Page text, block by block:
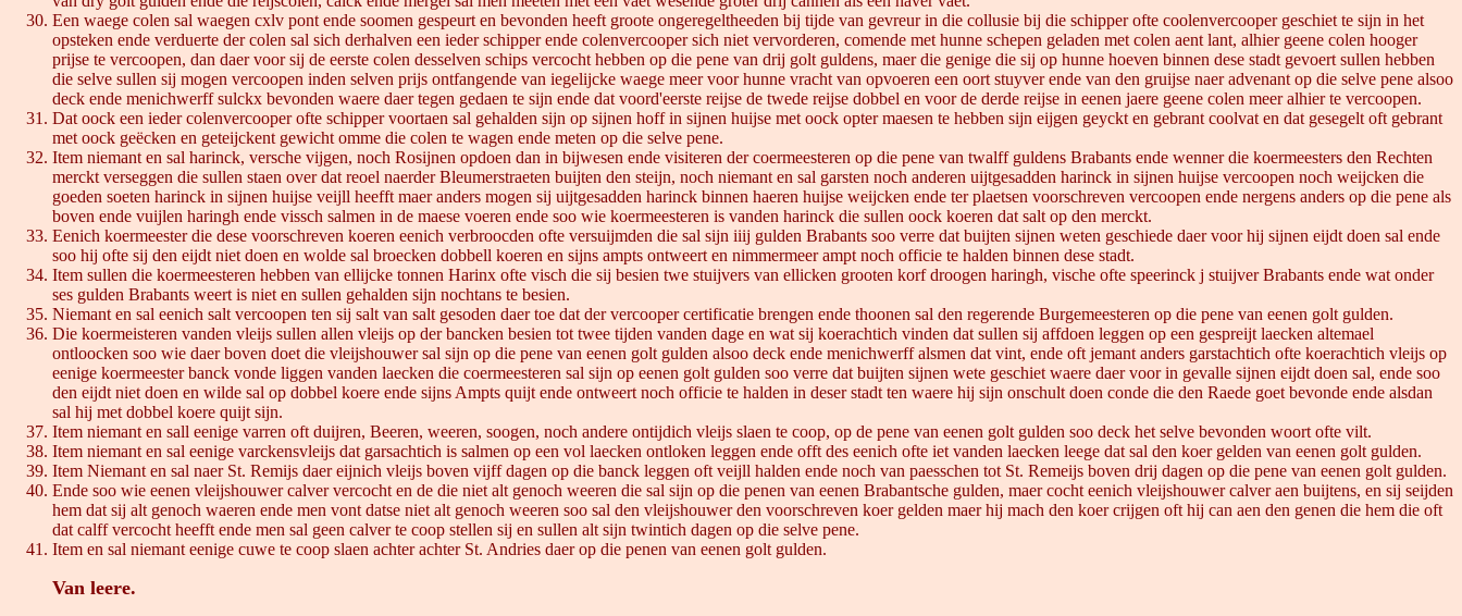
Een waege colen sal waegen cxlv pont ende soomen gespeurt en bevonden heeft groote ongeregeltheeden bij tijde van gevreur in die collusie bij die schipper ofte coolenvercooper geschiet te sijn in het
opsteken ende verduerte der colen sal sich derhalven een ieder schipper ende colenvercooper sich niet vervorderen, comende met hunne schepen geladen met colen aent lant, alhier geene colen hooger
prijse te vercoopen, dan daer voor sij de eerste colen desselven schips vercocht hebben op die pene van drij golt guldens, maer die genige die sij op hunne hoeven binnen dese stadt gevoert sullen hebben
die selve sullen sij mogen vercoopen inden selven prijs ontfangende van iegelijcke waege meer voor hunne vracht van opvoeren een oort stuyver ende van den gruijse naer advenant op die selve pene alsoo
deck ende menichwerff sulckx bevonden waere daer tegen gedaen te sijn ende dat voord'eerste reijse de twede reijse dobbel en voor de derde reijse in eenen jaere geene colen meer alhier te vercoopen.
Dat oock een ieder colenvercooper ofte schipper voortaen sal gehalden sijn op sijnen hoff in sijnen huijse met oock opter maesen te hebben sijn eijgen geyckt en gebrant coolvat en dat gesegelt oft gebrant
met oock geëcken en geteijckent gewicht omme die colen te wagen ende meten op die selve pene.
Item niemant en sal harinck, versche vijgen, noch Rosijnen opdoen dan in bijwesen ende visiteren der coermeesteren op die pene van twalff guldens Brabants ende wenner die koermeesters den Rechten
merckt verseggen die sullen staen over dat reoel naerder Bleumerstraeten buijten den steijn, noch niemant en sal garsten noch anderen uijtgesadden harinck in sijnen huijse vercoopen noch weijcken die
goeden soeten harinck in sijnen huijse veijll heefft maer anders mogen sij uijtgesadden harinck binnen haeren huijse weijcken ende ter plaetsen voorschreven vercoopen ende nergens anders op die pene als
boven ende vuijlen haringh ende vissch salmen in de maese voeren ende soo wie koermeesteren is vanden harinck die sullen oock koeren dat salt op den merckt.
Eenich koermeester die dese voorschreven koeren eenich verbroocden ofte versuijmden die sal sijn iiij gulden Brabants soo verre dat buijten sijnen weten geschiede daer voor hij sijnen eijdt doen sal ende
soo hij ofte sij den eijdt niet doen en wolde sal broecken dobbell koeren en sijns ampts ontweert en nimmermeer ampt noch officie te halden binnen dese stadt.
Item sullen die koermeesteren hebben van ellijcke tonnen Harinx ofte visch die sij besien twe stuijvers van ellicken grooten korf droogen haringh, vische ofte speerinck j stuijver Brabants ende wat onder
ses gulden Brabants weert is niet en sullen gehalden sijn nochtans te besien.
Niemant en sal eenich salt vercoopen ten sij salt van salt gesoden daer toe dat der vercooper certificatie brengen ende thoonen sal den regerende Burgemeesteren op die pene van eenen golt gulden.
Die koermeisteren vanden vleijs sullen allen vleijs op der bancken besien tot twee tijden vanden dage en wat sij koerachtich vinden dat sullen sij affdoen leggen op een gespreijt laecken altemael
ontloocken soo wie daer boven doet die vleijshouwer sal sijn op die pene van eenen golt gulden alsoo deck ende menichwerff alsmen dat vint, ende oft jemant anders garstachtich ofte koerachtich vleijs op
eenige koermeester banck vonde liggen vanden laecken die coermeesteren sal sijn op eenen golt gulden soo verre dat buijten sijnen wete geschiet waere daer voor in gevalle sijnen eijdt doen sal, ende soo
den eijdt niet doen en wilde sal op dobbel koere ende sijns Ampts quijt ende ontweert noch officie te halden in deser stadt ten waere hij sijn onschult doen conde die den Raede goet bevonde ende alsdan
sal hij met dobbel koere quijt sijn.
Item niemant en sall eenige varren oft duijren, Beeren, weeren, soogen, noch andere ontijdich vleijs slaen te coop, op de pene van eenen golt gulden soo deck het selve bevonden woort ofte vilt.
Item niemant en sal eenige varckensvleijs dat garsachtich is salmen op een vol laecken ontloken leggen ende offt des eenich ofte iet vanden laecken leege dat sal den koer gelden van eenen golt gulden.
Item Niemant en sal naer St. Remijs daer eijnich vleijs boven vijff dagen op die banck leggen oft veijll halden ende noch van paesschen tot St. Remeijs boven drij dagen op die pene van eenen golt gulden.
Ende soo wie eenen vleijshouwer calver vercocht en de die niet alt genoch weeren die sal sijn op die penen van eenen Brabantsche gulden, maer cocht eenich vleijshouwer calver aen buijtens, en sij seijden
hem dat sij alt genoch waeren ende men vont datse niet alt genoch weeren soo sal den vleijshouwer den voorschreven koer gelden maer hij mach den koer crijgen oft hij can aen den genen die hem die oft
dat calff vercocht heefft ende men sal geen calver te coop stellen sij en sullen alt sijn twintich dagen op die selve pene.
Item en sal niemant eenige cuwe te coop slaen achter achter St. Andries daer op die penen van eenen golt gulden.
Van leere.